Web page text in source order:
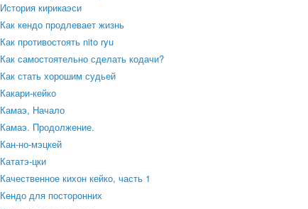
История кирикаэси
Как кендо продлевает жизнь
Как противостоять nito ryu
Как самостоятельно сделать кодачи?
Как стать хорошим судьей
Какари-кейко
Камаэ, Начало
Камаэ. Продолжение.
Кан-но-мэцкей
Кататэ-цки
Качественное кихон кейко, часть 1
Кендо для посторонних